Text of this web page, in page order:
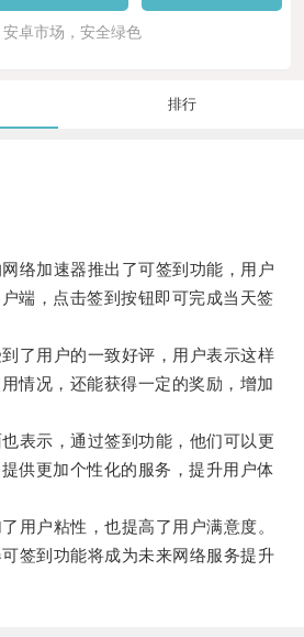
安卓市场，安全绿色
排行
加速器推出了可签到功能，用户
端，点击签到按钮即可完成当天签
用户的一致好评，用户表示这样
情况，还能获得一定的奖励，增加
示，通过签到功能，他们可以更
供更加个性化的服务，提升用户体
户粘性，也提高了用户满意度。
到功能将成为未来网络服务提升